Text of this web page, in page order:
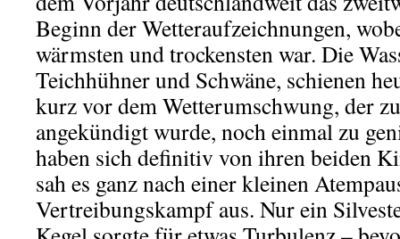
Beginn der Wetteraufzeichnungen,
wärmsten und trockensten war. Die
Teichhühner und Schwäne, schienen
kurz vor dem Wetterumschwung, der
angekündigt wurde, noch einmal zu
haben sich definitiv von ihren beiden
sah es ganz nach einer kleinen
Vertreibungskampf aus. Nur ein